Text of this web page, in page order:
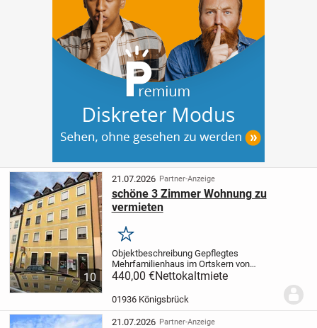
10
21.07.2026 Partner-Anzeige
schöne 3 Zimmer Wohnung zu
vermieten
Merken
Objektbeschreibung Gepflegtes
Mehrfamilienhaus im Ortskern von
Königsbrück unweit des
Marktplatzes.
in der Nähe. Beschreibung Helle Wohnung
und schöner Raumaufteilung.
440,00 €Nettokaltmiete
01936 Königsbrück
21.07.2026 Partner-Anzeige